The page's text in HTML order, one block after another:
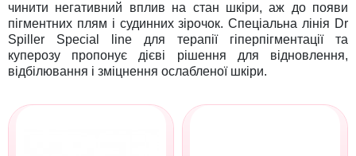
чинити негативний вплив на стан шкіри, аж до появи
пігментних плям і судинних зірочок. Спеціальна лінія Dr
Spiller Special line для терапії гіперпігментації та
куперозу пропонує дієві рішення для відновлення,
відбілювання і зміцнення ослабленої шкіри.